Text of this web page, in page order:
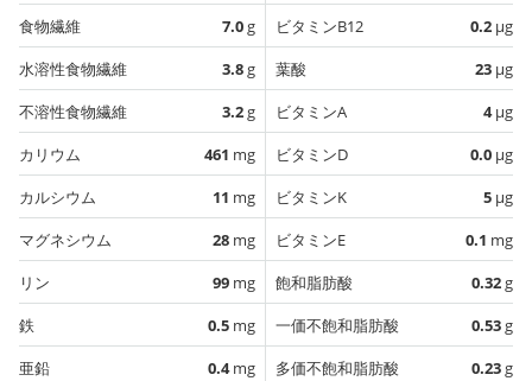
食物繊維
7.0g
水溶性食物繊維
3.8g
不溶性食物繊維
3.2g
カリウム
461 mg
カルシウム
11 mg
マグネシウム
28 mg
リン
99 mg
鉄
0.5 mg
亜鉛
0.4mg
ビタミンB12
0.2 µg
葉酸
23 µg
ビタミンA
4µg
ビタミンD
0.0 µg
ビタミンK
5 µg
ビタミンE
0.1 mg
飽和脂肪酸
0.32g
一価不飽和脂肪酸
0.53g
多価不飽和脂肪酸
0.23g